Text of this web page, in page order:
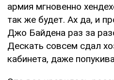
армия мгновенно
так же будет. Ах да, и
Джо Байдена раз за
Дескать совсем сдал
кабинета, даже